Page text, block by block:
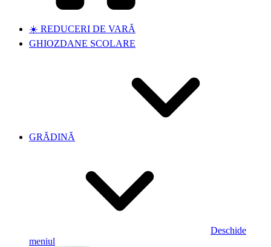
☀️ REDUCERI DE VARĂ
GHIOZDANE SCOLARE
GRĂDINĂ
Deschide
meniul